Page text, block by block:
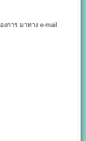
การ มาทาง e-mail